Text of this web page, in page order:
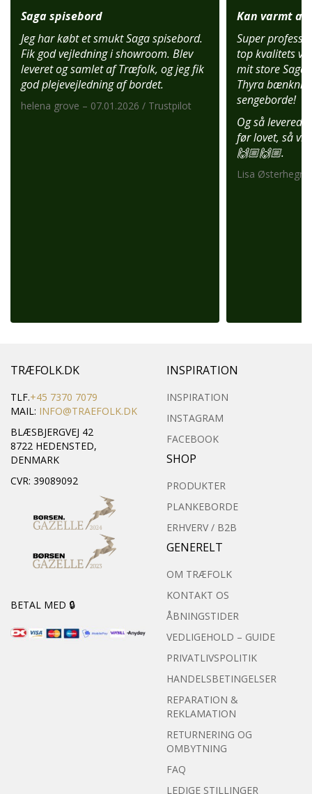
Saga spisebord
Jeg har købt et smukt Saga spisebord.
Fik god vejledning i showroom. Blev
leveret og samlet af Træfolk, og jeg fik
god plejevejledning af bordet.
helena grove – 07.01.2026 / Trustpilot
Kan varmt
Super
top kvalitets
mit store Saga
Thyra
sengeborde!
Og så
før lovet, så vi
🙌🏼🙌🏼.
Lisa Østerhegn
TRÆFOLK.DK
TLF.+45 7370 7079
MAIL: INFO@TRAEFOLK.DK
BLÆSBJERGVEJ 42
8722 HEDENSTED,
DENMARK
CVR: 39089092
BETAL MED 🔒
INSPIRATION
INSPIRATION
INSTAGRAM
FACEBOOK
SHOP
PRODUKTER
PLANKEBORDE
ERHVERV / B2B
GENERELT
OM TRÆFOLK
KONTAKT OS
ÅBNINGSTIDER
VEDLIGEHOLD – GUIDE
PRIVATLIVSPOLITIK
HANDELSBETINGELSER
REPARATION &
REKLAMATION
RETURNERING OG
OMBYTNING
FAQ
LEDIGE STILLINGER